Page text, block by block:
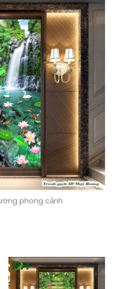
phong cảnh